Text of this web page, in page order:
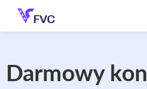
Darmowy